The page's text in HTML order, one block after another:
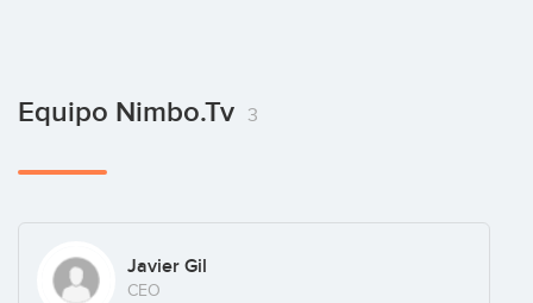
Equipo Nimbo.tv 3
Javier Gil
CEO